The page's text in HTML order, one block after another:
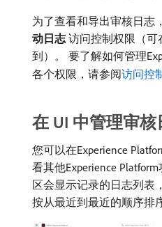
为了查看和导出审核日志
动日志访问控制权限（可
到）。 要了解如何管理
各个权限，请参阅访问控
在 UI 中管理审核
您可以在Experience
看其他Experience
区会显示记录的日志列表
按从最近到最近的顺序排